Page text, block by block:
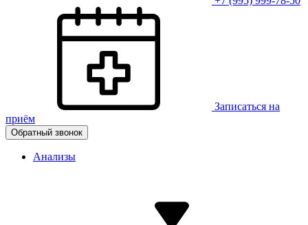
Записаться на
приём
Обратный звонок
Анализы